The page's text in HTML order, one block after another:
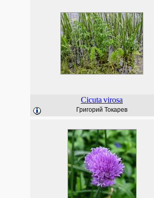
Cicuta virosa
Григорий Токарев